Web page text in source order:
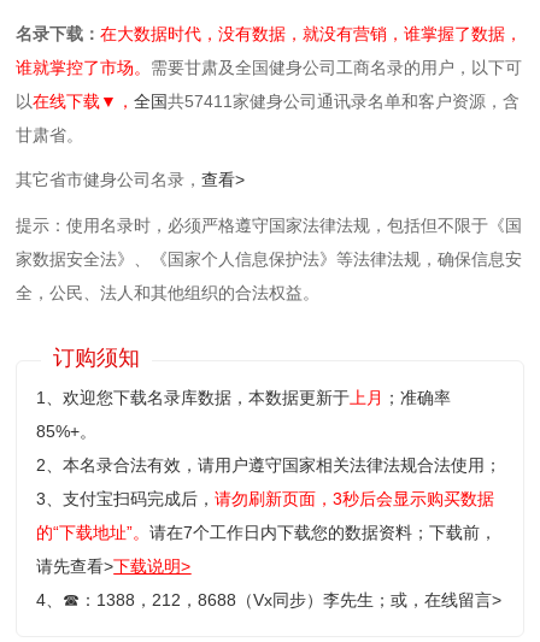
名录下载：在大数据时代，没有数据，就没有营销，谁掌握了数据，
谁就掌控了市场。 需要甘肃及全国健身公司工商名录的用户，以下可
以在线下载▼，全国共57411家健身公司通讯录名单和客户资源，含
甘肃省。
其它省市健身公司名录，查看>
提示：使用名录时，必须严格遵守国家法律法规，包括但不限于《国
家数据安全法》、《国家个人信息保护法》等‌法律法规，确保信息安
全，公民、法人和其他组织的合法权益。
订购须知
1、欢迎您下载名录库数据，本数据更新于 上月 ；准确率
85%+。
2、本名录合法有效，请用户遵守国家相关法律法规合法使用；
3、支付宝扫码完成后，请勿刷新页面，3秒后会显示购买数据
的“下载地址”。请在7个工作日内下载您的数据资料；下载前，
请先查看>下载说明>
4、 ☎ ：1388，212，8688（Vx同步）李先生；或，在线留言>